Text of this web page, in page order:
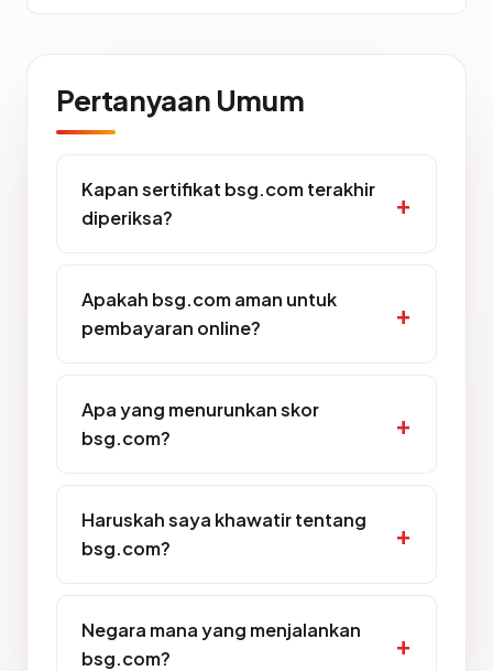
Pertanyaan Umum
Kapan sertifikat bsg.com terakhir
diperiksa?
Apakah bsg.com aman untuk
pembayaran online?
Apa yang menurunkan skor
bsg.com?
Haruskah saya khawatir tentang
bsg.com?
Negara mana yang menjalankan
bsg.com?